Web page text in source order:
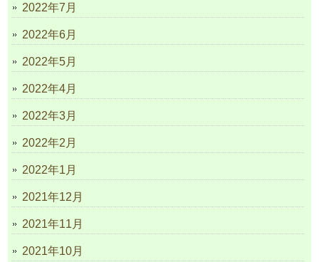
2022年7月
2022年6月
2022年5月
2022年4月
2022年3月
2022年2月
2022年1月
2021年12月
2021年11月
2021年10月